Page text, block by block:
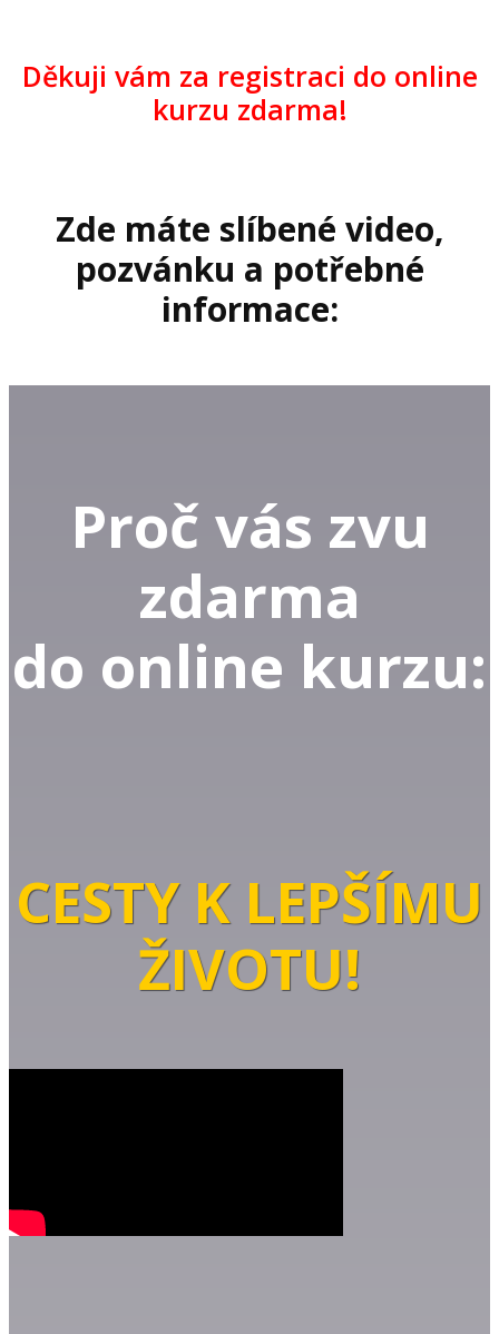
Děkuji vám za registraci do online
kurzu zdarma!
Zde máte slíbené video,
pozvánku a potřebné
informace:
Proč vás zvu
zdarma
do online kurzu:
CESTY K LEPŠÍMU
ŽIVOTU!